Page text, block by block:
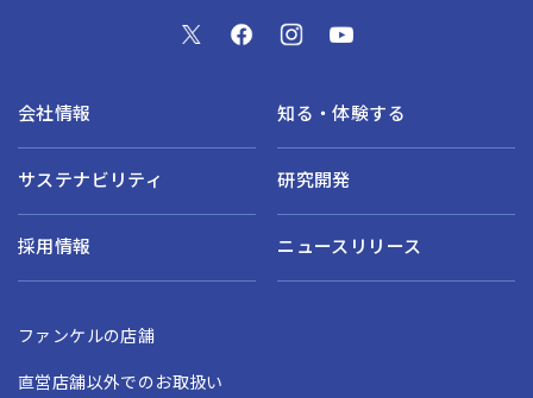
会社情報 知る・体験する
サステナビリティ 研究開発
採用情報 ニュースリリース
ファンケルの店舗
直営店舗以外でのお取扱い